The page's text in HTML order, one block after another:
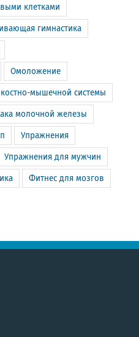
клетками
гимнастика
Омоложение
костно-мышечной системы
молочной железы
Упражнения
Упражнения для мужчин
Фитнес для мозгов